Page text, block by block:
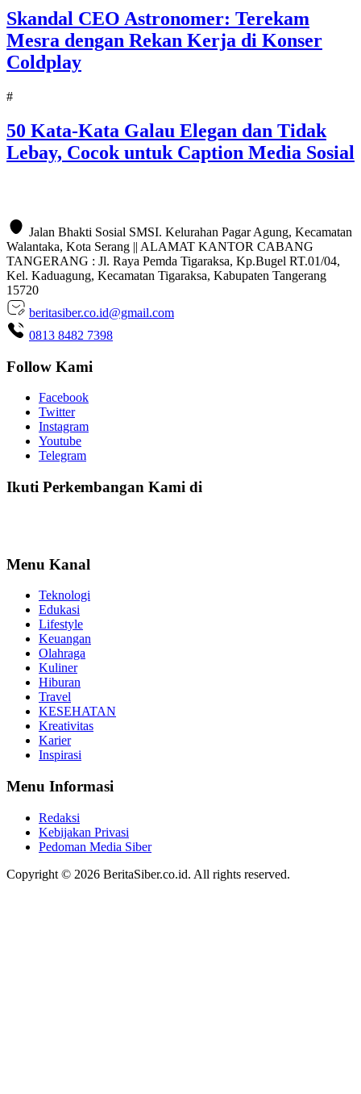
Skandal CEO Astronomer: Terekam
Mesra dengan Rekan Kerja di Konser
Coldplay
#
50 Kata-Kata Galau Elegan dan Tidak
Lebay, Cocok untuk Caption Media Sosial
Jalan Bhakti Sosial SMSI. Kelurahan Pagar Agung, Kecamatan
Walantaka, Kota Serang || ALAMAT KANTOR CABANG
TANGERANG : Jl. Raya Pemda Tigaraksa, Kp.Bugel RT.01/04,
Kel. Kaduagung, Kecamatan Tigaraksa, Kabupaten Tangerang
15720
beritasiber.co.id@gmail.com
0813 8482 7398
Follow Kami
Facebook
Twitter
Instagram
Youtube
Telegram
Ikuti Perkembangan Kami di
Menu Kanal
Teknologi
Edukasi
Lifestyle
Keuangan
Olahraga
Kuliner
Hiburan
Travel
KESEHATAN
Kreativitas
Karier
Inspirasi
Menu Informasi
Redaksi
Kebijakan Privasi
Pedoman Media Siber
Copyright © 2026 BeritaSiber.co.id. All rights reserved.